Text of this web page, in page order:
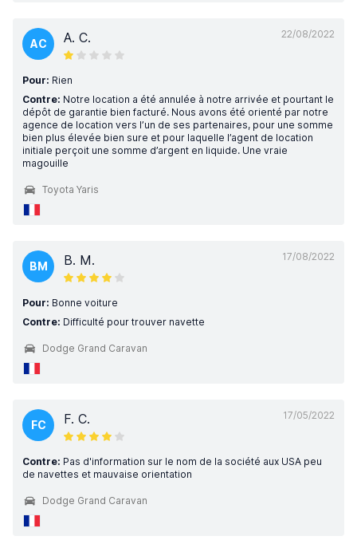
22/08/2022
AC A. C.
Pour: Rien
Contre: Notre location a été annulée à notre arrivée et pourtant le
dépôt de garantie bien facturé. Nous avons été orienté par notre
agence de location vers l’un de ses partenaires, pour une somme
bien plus élevée bien sure et pour laquelle l’agent de location
initiale perçoit une somme d’argent en liquide. Une vraie
magouille
Toyota Yaris
17/08/2022
BM B. M.
Pour: Bonne voiture
Contre: Difficulté pour trouver navette
Dodge Grand Caravan
17/05/2022
FC F. C.
Contre: Pas d'information sur le nom de la société aux USA peu
de navettes et mauvaise orientation
Dodge Grand Caravan